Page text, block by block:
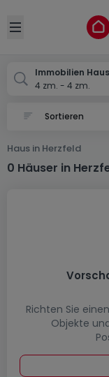
Open sidebar
Immobilien
4 zm. - 4 zm.
Haus in Herzfeld
0 Häuser in
Richten Sie
Objekte
Abbrechen
Herzfeld